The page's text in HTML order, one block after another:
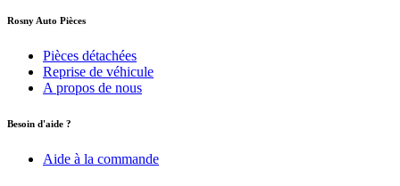
Rosny Auto Pièces
Pièces détachées
Reprise de véhicule
A propos de nous
Besoin d'aide ?
Aide à la commande